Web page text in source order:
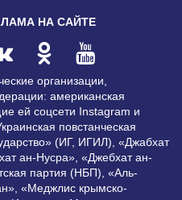
НА САЙТЕ
организации,
американская
ей соцсети Instagram и
повстанческая
(ИГ, ИГИЛ), «Джабхат
ан-Нусра», «Джебхат ан-
партия (НБП), «Аль-
«Меджлис крымско-